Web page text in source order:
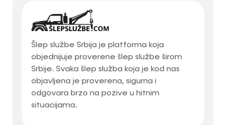
Šlep službe Srbija je platforma koja
objednijuje proverene šlep službe širom
Srbije. Svaka šlep služba koja je kod nas
objavljena je proverena, sigurna i
odgovara brzo na pozive u hitnim
situacijama.